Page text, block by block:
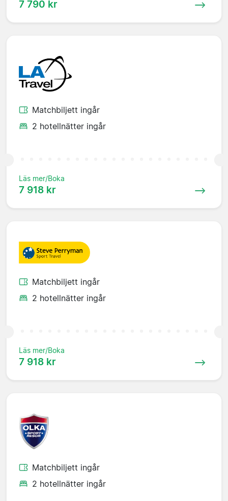
7 790 kr
Matchbiljett ingår
2 hotellnätter ingår
Läs mer/Boka
7 918 kr
Matchbiljett ingår
2 hotellnätter ingår
Läs mer/Boka
7 918 kr
Matchbiljett ingår
2 hotellnätter ingår